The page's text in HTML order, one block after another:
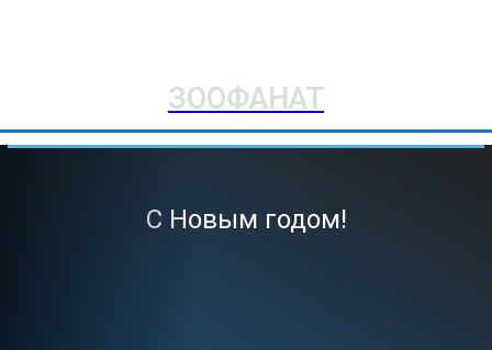
ЗООФАНАТ
С Новым годом!